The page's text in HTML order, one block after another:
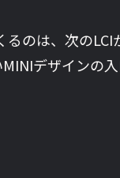
のは、次の
デザインの